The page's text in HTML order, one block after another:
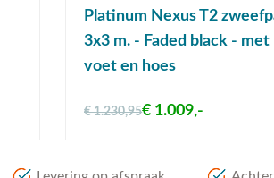
Platinum Nexus T2
3x3 m. - Faded black -
voet en hoes
€ 1.230,95€ 1.009,-